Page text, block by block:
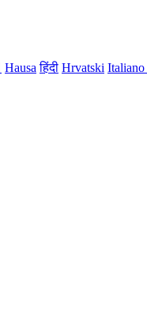
Hausa हिंदी Hrvatski Italiano